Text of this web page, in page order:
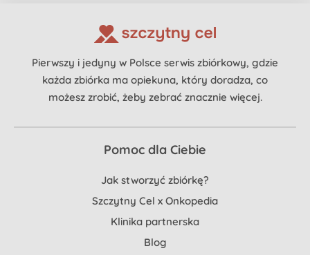
Pierwszy i jedyny w Polsce serwis zbiórkowy, gdzie
każda zbiórka ma opiekuna, który doradza, co
możesz zrobić, żeby zebrać znacznie więcej.
Pomoc dla Ciebie
Jak stworzyć zbiórkę?
Szczytny Cel x Onkopedia
Klinika partnerska
Blog